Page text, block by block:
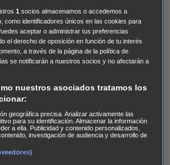
Without Sin: Libre de Culpa Morbius
Pandora En fuera de juego
de la ley Duplicated Preacher
Intersecciones DOC Bite Club
Mad Dogs La Sustituta
blanco
Sex Three PinesAccused CarterAlice
Lines Einstein Sobrenatural Cómo
1 socios almacenamos o accedemos a
como identificadores únicos en las cookies para
aceptar o administrar tus preferencias
el derecho de oposición en función de tu interés
a través de la página de la política de
se notificarán a nuestros socios y no afectarán a
nuestros asociados tratamos los
geográfica precisa. Analizar activamente las
para su identificación. Almacenar la información
a ella. Publicidad y contenido personalizados,
investigación de audiencia y desarrollo de